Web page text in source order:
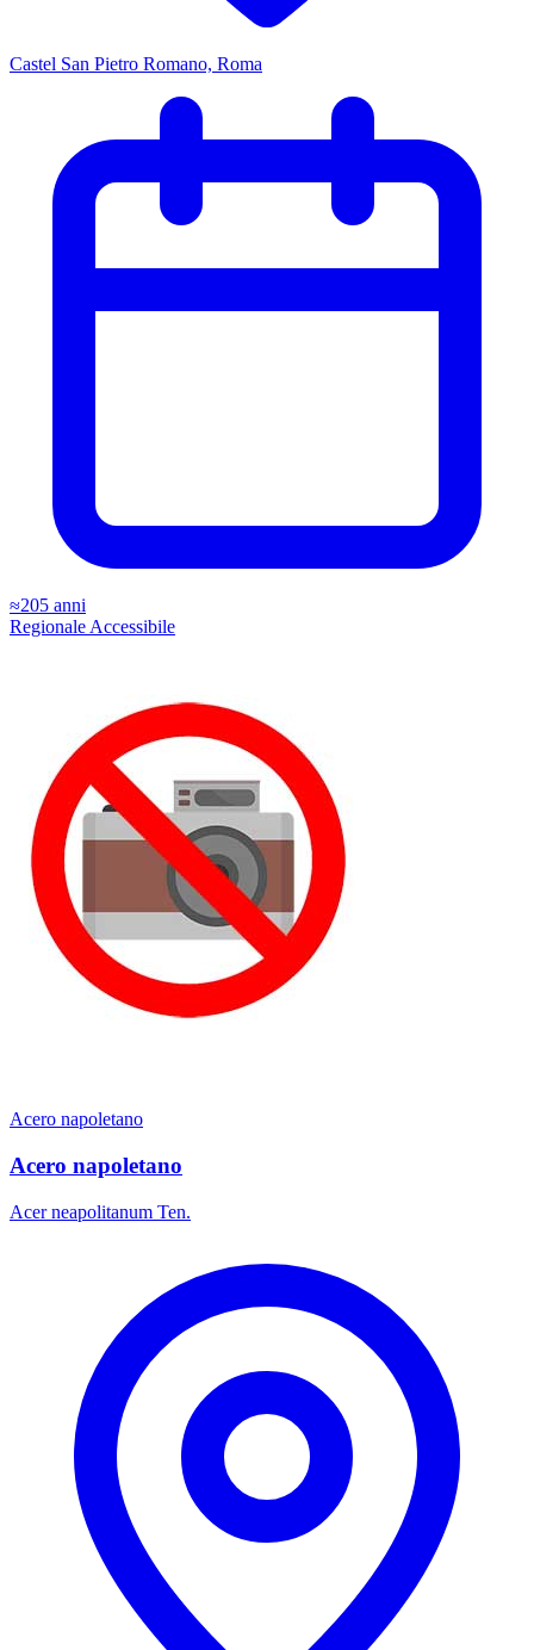
Castel San Pietro Romano, Roma
≈205 anni
Regionale Accessibile
Acero napoletano
Acero napoletano
Acer neapolitanum Ten.